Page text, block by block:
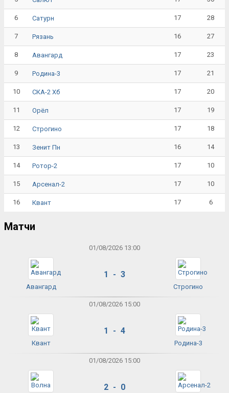
6 Сатурн 17 28
7 Рязань 16 27
8 Авангард 17 23
9 Родина-3 17 21
10 СКА-2 Хб 17 20
11 Орёл 17 19
12 Строгино 17 18
13 Зенит Пн 16 14
14 Ротор-2 17 10
15 Арсенал-2 17 10
16 Квант 17 6
Матчи
01/08/2026 13:00
Авангард
1 - 3
Строгино
01/08/2026 15:00
Квант
1 - 4
Родина-3
01/08/2026 15:00
2 - 0